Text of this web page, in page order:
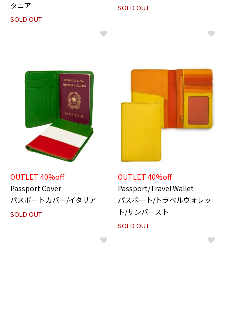
タニア
SOLD OUT
SOLD OUT
OUTLET 40%off
Passport Cover
パスポートカバー/イタリア
SOLD OUT
OUTLET 40%off
Passport/Travel Wallet
パスポート/トラベルウォレッ
ト/サンバースト
SOLD OUT